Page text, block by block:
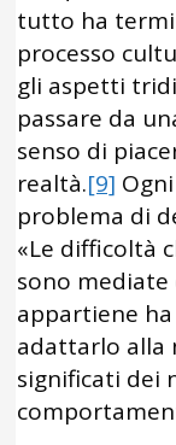
tutto ha
processo
gli aspetti
passare da
senso di
realtà.[9]
problema di
«Le difficoltà
sono mediate
appartiene
adattarlo alla
significati dei